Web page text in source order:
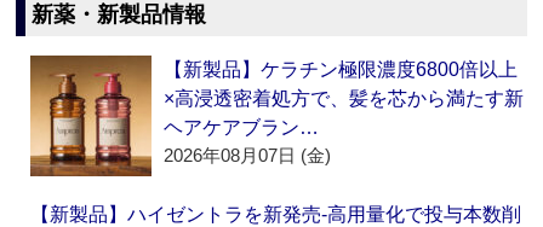
新薬・新製品情報
【新製品】ケラチン極限濃度6800倍以上
×高浸透密着処方で、髪を芯から満たす新
ヘアケアブラン…
2026年08月07日 (金)
【新製品】ハイゼントラを新発売‐高用量化で投与本数削